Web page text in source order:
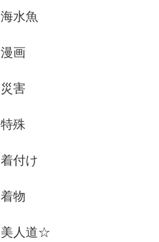
海水魚
漫画
災害
特殊
着付け
着物
美人道☆